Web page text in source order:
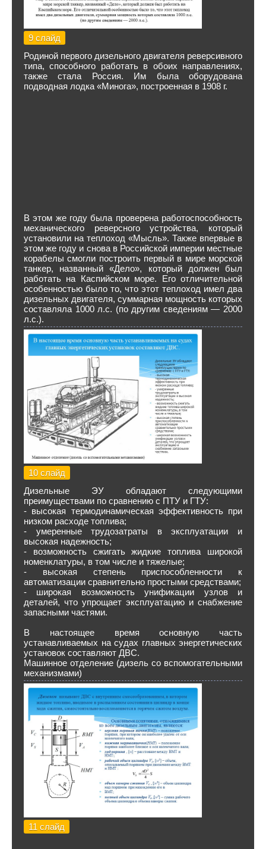
9 слайд
Родиной первого дизельного двигателя реверсивного
типа, способного работать в обоих направлениях,
также стала Россия. Им была оборудована
подводная лодка «Минога», построенная в 1908 г.
В этом же году была проверена работоспособность
механического реверсного устройства, который
установили на теплоход «Мысль». Также впервые в
этом же году и снова в Российской империи местные
корабелы смогли построить первый в мире морской
танкер, названный «Дело», который должен был
работать на Каспийском море. Его отличительной
особенностью было то, что этот теплоход имел два
дизельных двигателя, суммарная мощность которых
составляла 1000 л.с. (по другим сведениям — 2000
л.с.).
10 слайд
Дизельные ЭУ обладают следующими
преимуществами по сравнению с ПТУ и ГТУ:
- высокая термодинамическая эффективность при
низком расходе топлива;
- умеренные трудозатраты в эксплуатации и
высокая надежность;
- возможность сжигать жидкие топлива широкой
номенклатуры, в том числе и тяжелые;
- высокая степень приспособленности к
автоматизации сравнительно простыми средствами;
- широкая возможность унификации узлов и
деталей, что упрощает эксплуатацию и снабжение
запасными частями.
В настоящее время основную часть
устанавливаемых на судах главных энергетических
установок составляют ДВС.
Машинное отделение (дизель со вспомогательными
механизмами)
11 слайд